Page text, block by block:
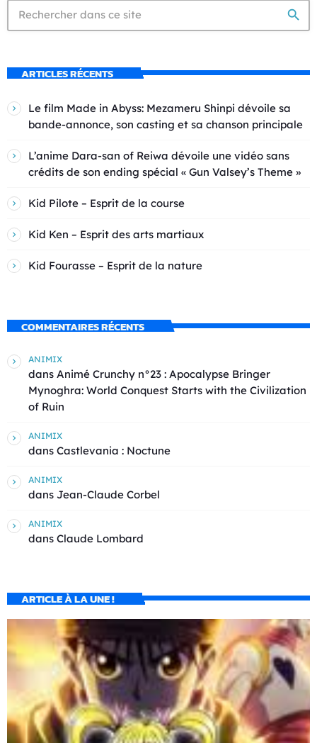
search
ARTICLES RÉCENTS
Le film Made in Abyss: Mezameru Shinpi dévoile sa
bande-annonce, son casting et sa chanson principale
L’anime Dara-san of Reiwa dévoile une vidéo sans
crédits de son ending spécial « Gun Valsey’s Theme »
Kid Pilote – Esprit de la course
Kid Ken – Esprit des arts martiaux
Kid Fourasse – Esprit de la nature
COMMENTAIRES RÉCENTS
ANIMIX
dans Animé Crunchy n°23 : Apocalypse Bringer
Mynoghra: World Conquest Starts with the Civilization
of Ruin
ANIMIX
dans Castlevania : Noctune
ANIMIX
dans Jean-Claude Corbel
ANIMIX
dans Claude Lombard
ARTICLE À LA UNE !